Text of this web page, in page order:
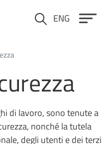
Cerca ENG
di lavoro, sono tenute a
nonché la tutela
degli utenti e dei terzi